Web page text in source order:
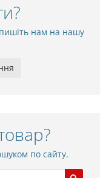
нам на нашу
по сайту.